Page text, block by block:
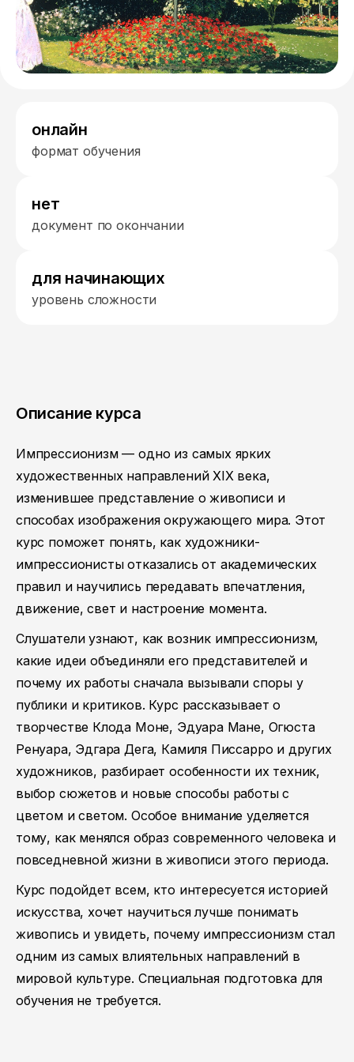
онлайн
формат обучения
нет
документ по окончании
для начинающих
уровень сложности
Описание курса
Импрессионизм — одно из самых ярких
художественных направлений XIX века,
изменившее представление о живописи и
способах изображения окружающего мира. Этот
курс поможет понять, как художники-
импрессионисты отказались от академических
правил и научились передавать впечатления,
движение, свет и настроение момента.
Слушатели узнают, как возник импрессионизм,
какие идеи объединяли его представителей и
почему их работы сначала вызывали споры у
публики и критиков. Курс рассказывает о
творчестве Клода Моне, Эдуара Мане, Огюста
Ренуара, Эдгара Дега, Камиля Писсарро и других
художников, разбирает особенности их техник,
выбор сюжетов и новые способы работы с
цветом и светом. Особое внимание уделяется
тому, как менялся образ современного человека и
повседневной жизни в живописи этого периода.
Курс подойдет всем, кто интересуется историей
искусства, хочет научиться лучше понимать
живопись и увидеть, почему импрессионизм стал
одним из самых влиятельных направлений в
мировой культуре. Специальная подготовка для
обучения не требуется.